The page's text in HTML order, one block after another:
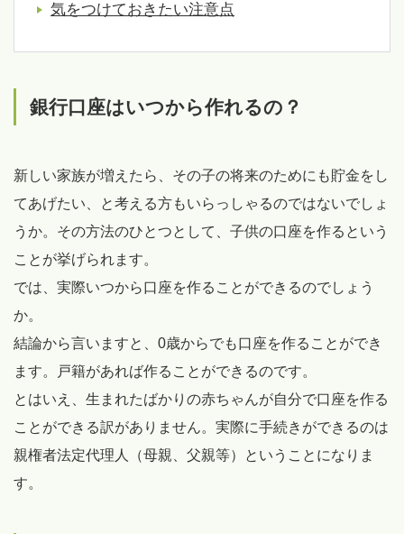
気をつけておきたい注意点
銀行口座はいつから作れるの？
新しい家族が増えたら、その子の将来のためにも貯金をし
てあげたい、と考える方もいらっしゃるのではないでしょ
うか。その方法のひとつとして、子供の口座を作るという
ことが挙げられます。
では、実際いつから口座を作ることができるのでしょう
か。
結論から言いますと、0歳からでも口座を作ることができ
ます。戸籍があれば作ることができるのです。
とはいえ、生まれたばかりの赤ちゃんが自分で口座を作る
ことができる訳がありません。実際に手続きができるのは
親権者法定代理人（母親、父親等）ということになりま
す。